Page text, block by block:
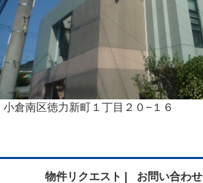
小倉南区徳力新町１丁目２０−１６
物件リクエスト | お問い合わせ |